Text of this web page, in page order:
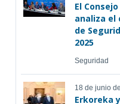
El
analiza el
de
2025
Seguridad
18 de junio
Erkoreka